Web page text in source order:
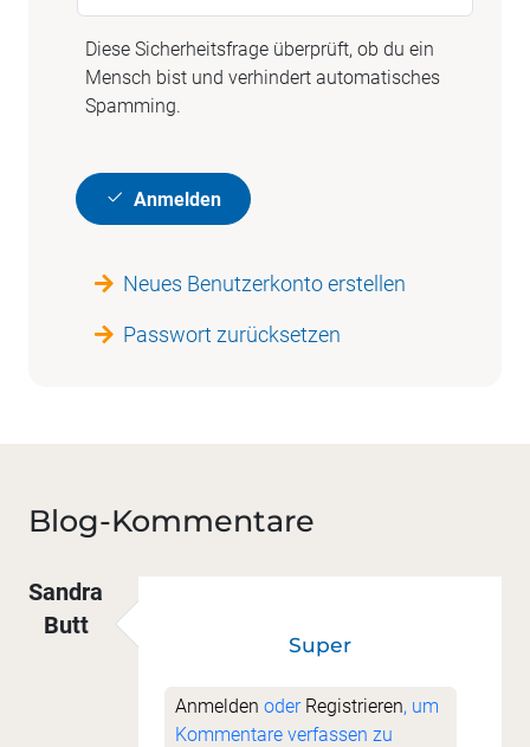
Diese Sicherheitsfrage überprüft, ob du ein
Mensch bist und verhindert automatisches
Spamming.
Anmelden
Neues Benutzerkonto erstellen
Passwort zurücksetzen
Blog-Kommentare
Sandra
Butt
Super
Anmelden oder Registrieren, um
Kommentare verfassen zu